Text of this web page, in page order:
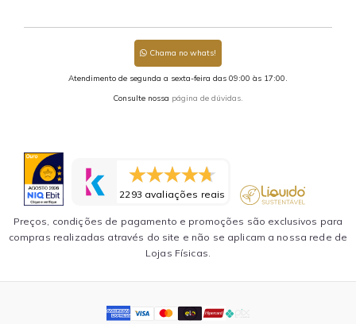
Chama no whats!
Atendimento de segunda a sexta-feira das 09:00 às 17:00.
Consulte nossa página de dúvidas.
2293 avaliações reais
Preços, condições de pagamento e promoções são exclusivos para
compras realizadas através do site e não se aplicam a nossa rede de
Lojas Físicas.